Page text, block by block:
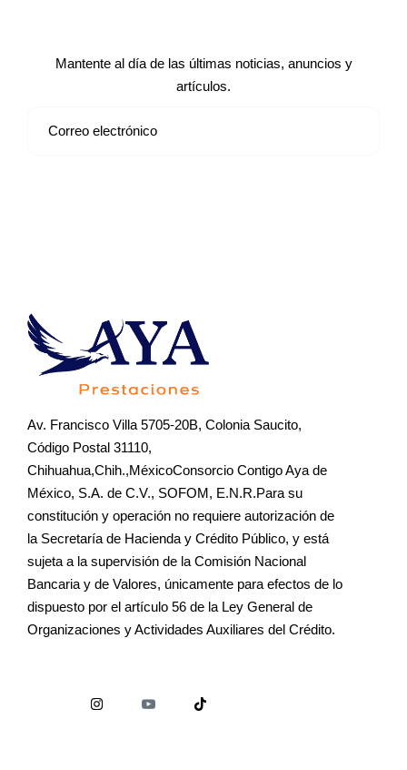
Mantente al día de las últimas noticias, anuncios y
artículos.
Av. Francisco Villa 5705-20B, Colonia Saucito,
Código Postal 31110,
Chihuahua,Chih.,MéxicoConsorcio Contigo Aya de
México, S.A. de C.V., SOFOM, E.N.R.Para su
constitución y operación no requiere autorización de
la Secretaría de Hacienda y Crédito Público, y está
sujeta a la supervisión de la Comisión Nacional
Bancaria y de Valores, únicamente para efectos de lo
dispuesto por el artículo 56 de la Ley General de
Organizaciones y Actividades Auxiliares del Crédito.